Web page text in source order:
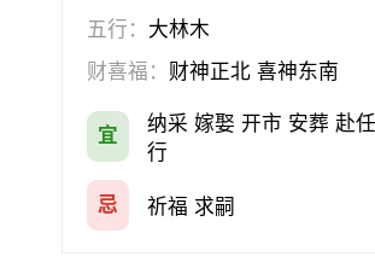
五行： 大林木
财喜福： 财神正北 喜神东南
宜
纳采 嫁娶 开市 安葬 赴
行
忌 祈福 求嗣